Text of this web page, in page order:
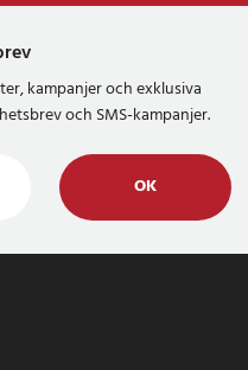
kampanjer och exklusiva
och SMS-kampanjer.
OK